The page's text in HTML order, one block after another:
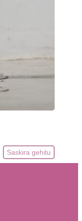
Saskira gehitu